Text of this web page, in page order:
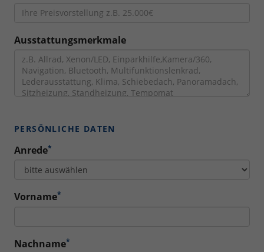
Ausstattungsmerkmale
PERSÖNLICHE DATEN
Anrede*
Vorname*
Nachname*